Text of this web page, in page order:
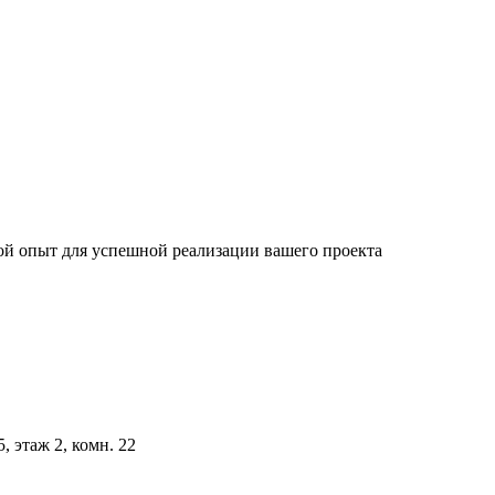
опыт для успешной реализации вашего проекта
этаж 2, комн. 22